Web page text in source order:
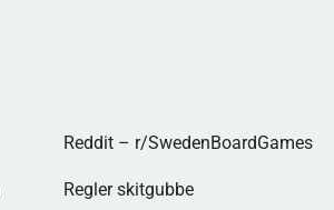
Reddit – r/SwedenBoardGames
Regler skitgubbe​